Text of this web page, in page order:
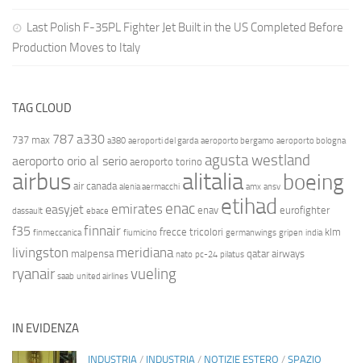
Last Polish F-35PL Fighter Jet Built in the US Completed Before
Production Moves to Italy
TAG CLOUD
737 max 787 a330 a380 aeroporti del garda aeroporto bergamo aeroporto bologna
aeroporto orio al serio aeroporto torino agusta westland
airbus air canada alenia aermacchi alitalia amx ansv boeing
dassault easyjet ebace emirates enac enav etihad eurofighter
f35 finmeccanica finnair fiumicino frecce tricolori germanwings gripen india klm
livingston malpensa meridiana nato pc-24 pilatus qatar airways
ryanair saab united airlines vueling
IN EVIDENZA
INDUSTRIA / INDUSTRIA / NOTIZIE ESTERO / SPAZIO